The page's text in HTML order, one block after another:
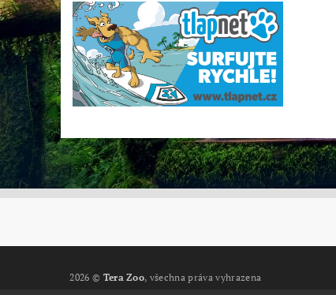
2026 © Tera Zoo, všechna práva vyhrazena